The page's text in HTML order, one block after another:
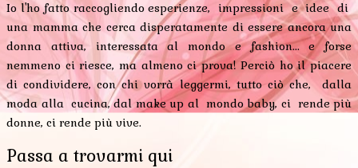
Io l'ho fatto raccogliendo esperienze, impressioni e idee di
una mamma che cerca disperatamente di essere ancora una
donna attiva, interessata al mondo e fashion... e forse
nemmeno ci riesce, ma almeno ci prova! Perciò ho il piacere
di condividere, con chi vorrà leggermi, tutto ciò che, dalla
moda alla cucina, dal make up al mondo baby, ci rende più
donne, ci rende più vive.
Passa a trovarmi qui